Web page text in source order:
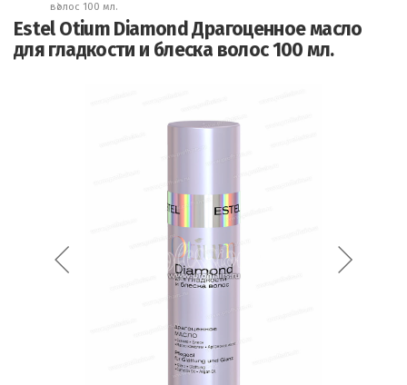
волос 100 мл.
Estel Otium Diamond Драгоценное масло
для гладкости и блеска волос 100 мл.